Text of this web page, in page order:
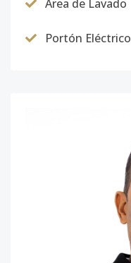
Área de Lavado
Portón Eléctrico